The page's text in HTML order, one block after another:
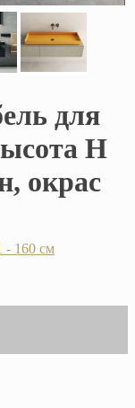
для
H
окрас
- 160 см